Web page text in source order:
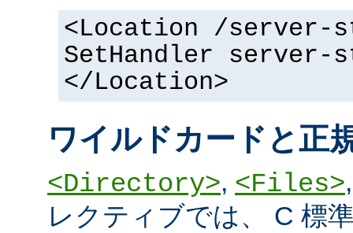
<Location /server-
SetHandler server-
</Location>
ワイルドカードと正
<Directory>, <Files>
レクティブでは、 C 標